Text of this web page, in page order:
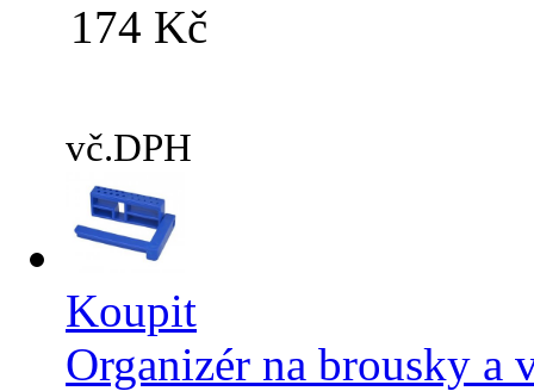
174 Kč
vč.DPH
Koupit
Organizér na brousky